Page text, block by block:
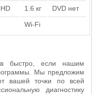
1.6 кг DVD нет
Wi-Fi
быстро, если нашим
Мы предложим
вашей точки по всей
диагностику